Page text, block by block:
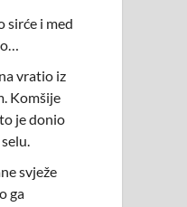
sirće i med
vratio iz
Komšije
je donio
svježe
ga